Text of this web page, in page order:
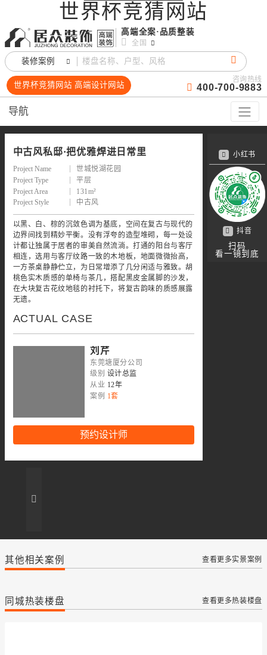
世界杯竞猜网站
高端全案·品质整装
全国
装修案例
世界杯竞猜网站 高端设计网站
咨询热线
400-700-9883
导航
小红书
抖音
扫码
看一镜到底
中古风私邸·把优雅焊进日常里
Project Name
世城悦湖花园
Project Type
平层
Project Area
131m²
Project Style
中古风
以黑、白、棕的沉敛色调为基底，空间在复古与现代的
边界间找到精妙平衡。没有浮夸的造型堆砌，每一处设
计都让独属于居者的审美自然流淌。打通的阳台与客厅
相连，选用与客厅纹路一致的木地板，地面微微抬高，
一方茶桌静静伫立，为日常增添了几分闲适与雅致。胡
桃色实木质感的单椅与茶几，搭配黑皮金属脚的沙发，
在大块复古花纹地毯的衬托下，将复古韵味的质感展露
无遗。
ACTUAL CASE
刘芹
东莞塘厦分公司
级别 设计总监
从业 12年
案例 1套
预约设计师
朱宇平
其他相关案例 查看更多实景案例
同城热装楼盘 查看更多热装楼盘